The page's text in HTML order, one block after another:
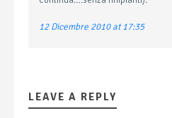
12 Dicembre 2010 at 17:35
LEAVE A REPLY